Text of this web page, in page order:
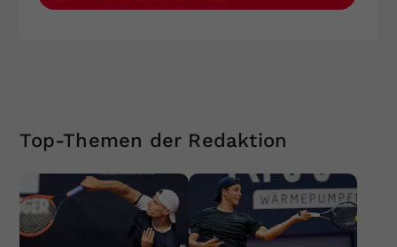
Top-Themen der Redaktion